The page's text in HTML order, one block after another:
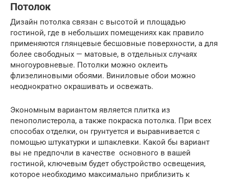
Потолок
Дизайн потолка связан с высотой и площадью
гостиной, где в небольших помещениях как правило
применяются глянцевые бесшовные поверхности, а для
более свободных — матовые, в отдельных случаях
многоуровневые. Потолки можно оклеить
флизелиновыми обоями. Виниловые обои можно
неоднократно окрашивать и освежать.
Экономным вариантом является плитка из
пенополистерола, а также покраска потолка. При всех
способах отделки, он грунтуется и выравнивается с
помощью штукатурки и шпаклевки. Какой бы вариант
вы не предпочли в качестве основного в вашей
гостиной, ключевым будет обустройство освещения,
которое необходимо максимально приблизить к